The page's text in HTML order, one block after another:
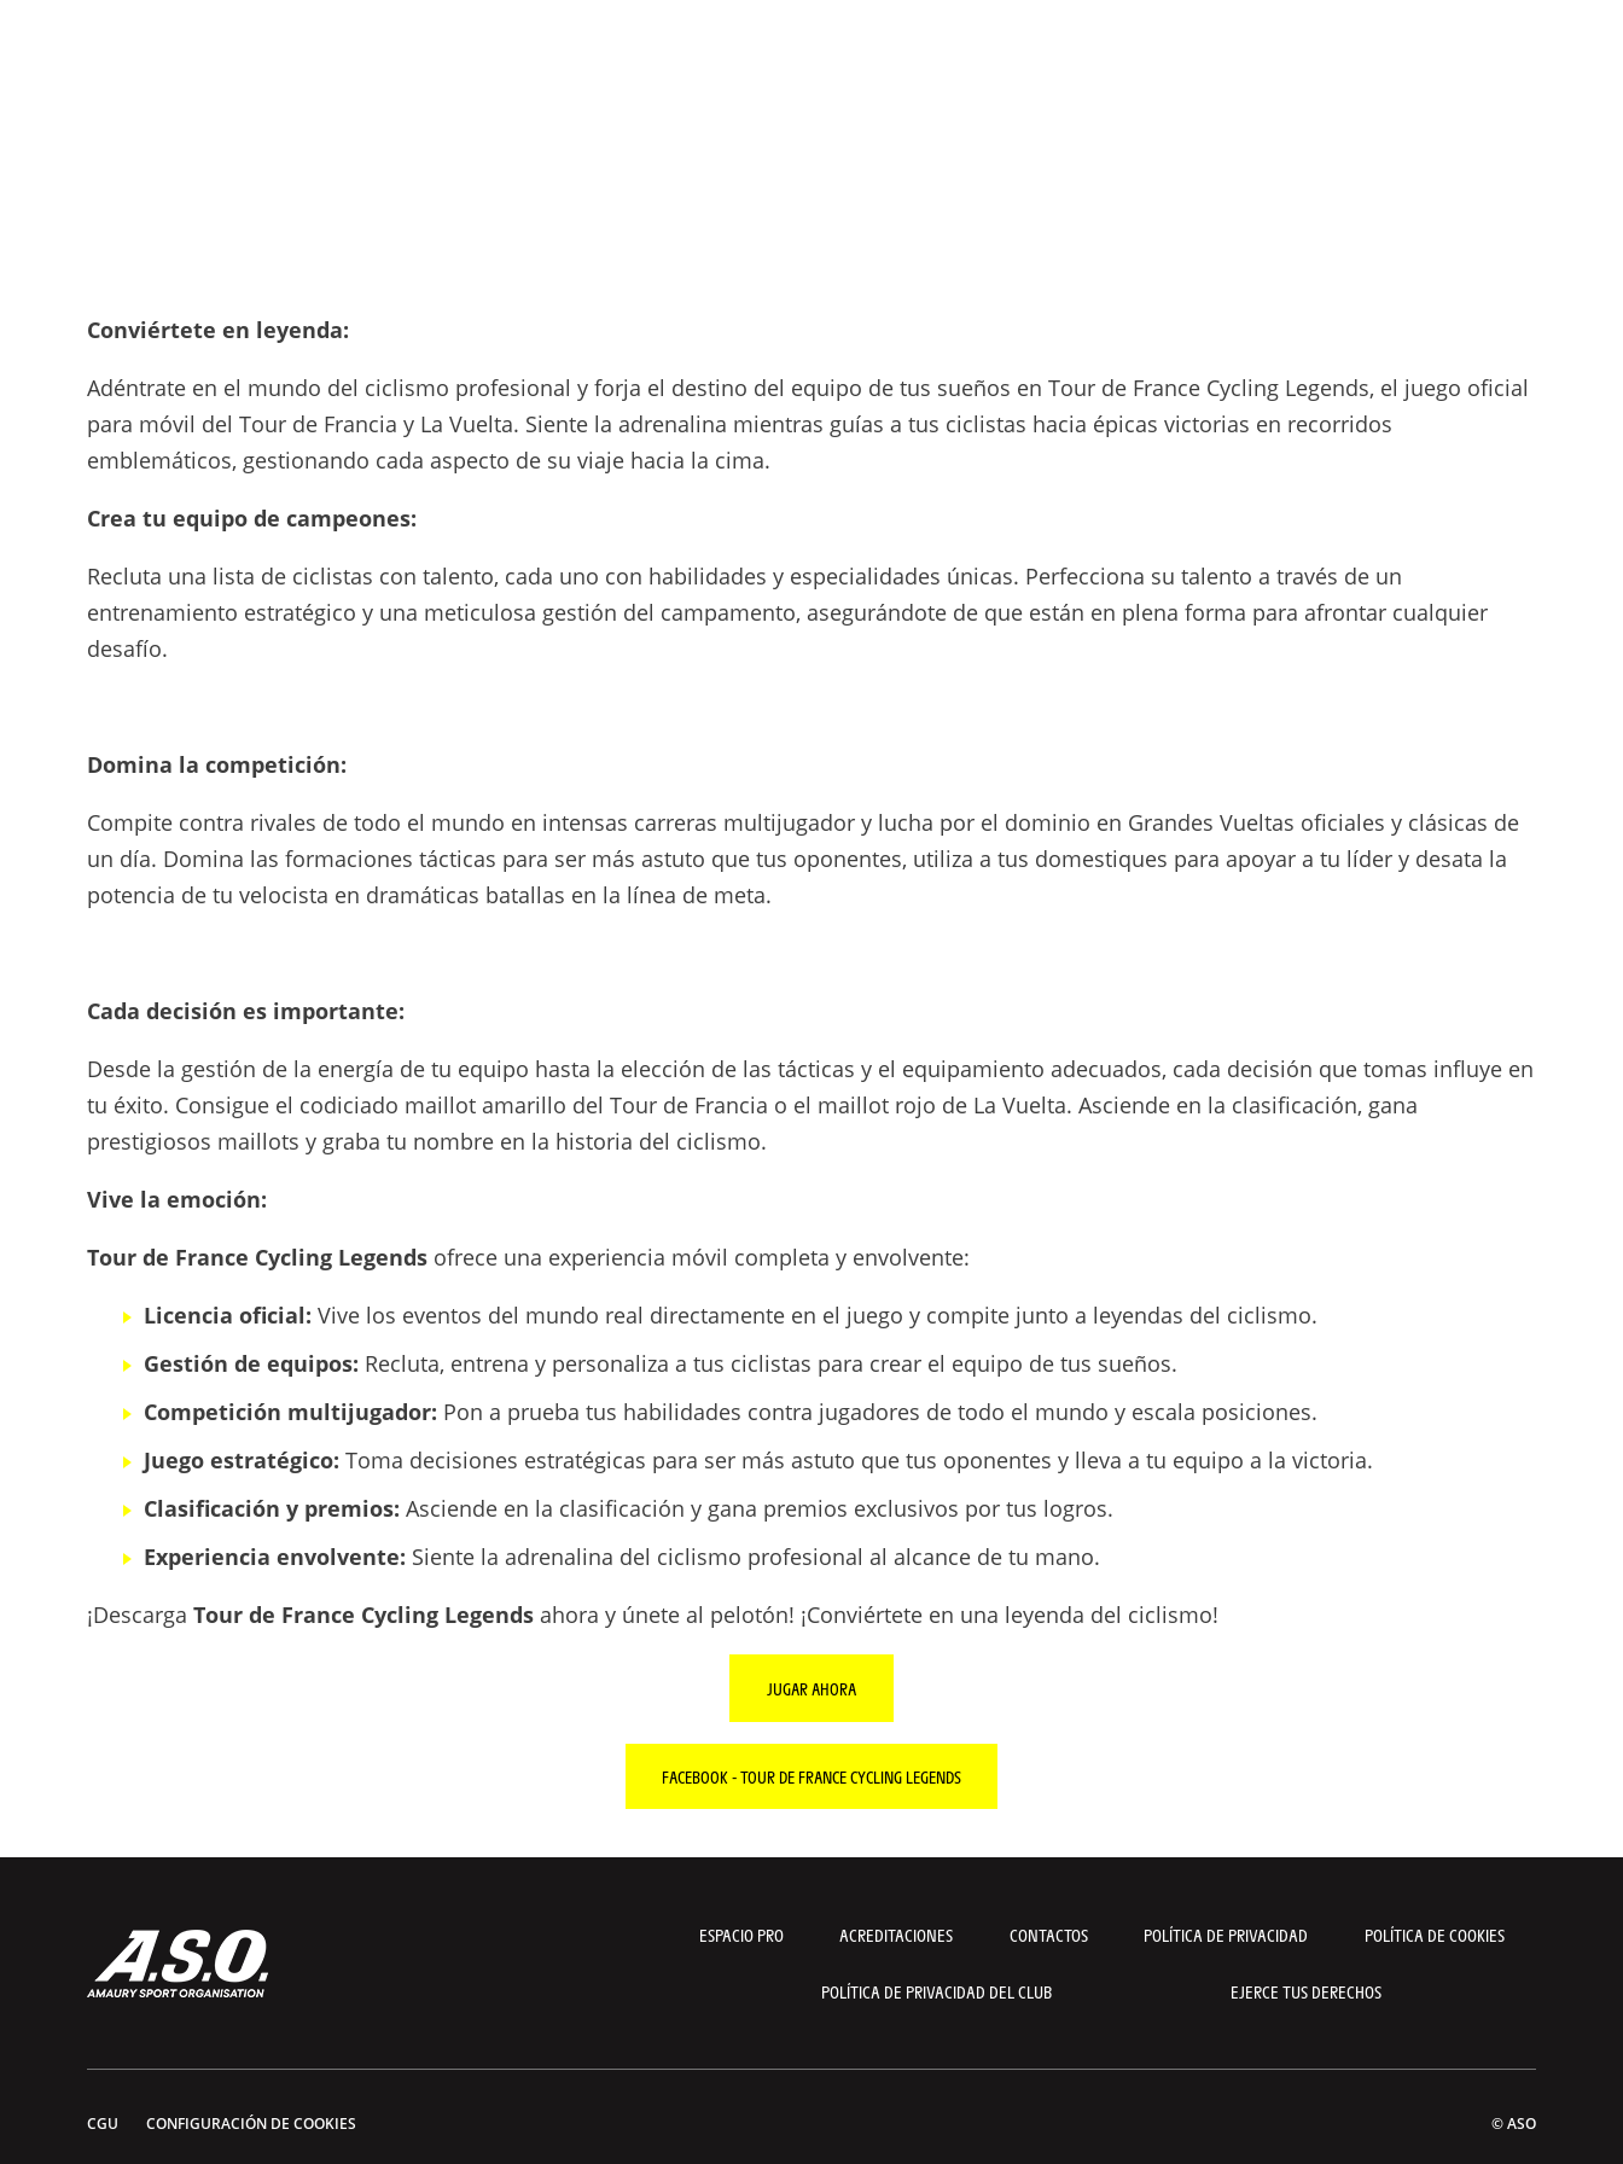
Conviértete en leyenda:
Adéntrate en el mundo del ciclismo profesional y forja el destino del equipo de tus sueños en Tour de France Cycling Legends, el juego oficial
para móvil del Tour de Francia y La Vuelta. Siente la adrenalina mientras guías a tus ciclistas hacia épicas victorias en recorridos
emblemáticos, gestionando cada aspecto de su viaje hacia la cima.
Crea tu equipo de campeones:
Recluta una lista de ciclistas con talento, cada uno con habilidades y especialidades únicas. Perfecciona su talento a través de un
entrenamiento estratégico y una meticulosa gestión del campamento, asegurándote de que están en plena forma para afrontar cualquier
desafío.
Domina la competición:
Compite contra rivales de todo el mundo en intensas carreras multijugador y lucha por el dominio en Grandes Vueltas oficiales y clásicas de
un día. Domina las formaciones tácticas para ser más astuto que tus oponentes, utiliza a tus domestiques para apoyar a tu líder y desata la
potencia de tu velocista en dramáticas batallas en la línea de meta.
Cada decisión es importante:
Desde la gestión de la energía de tu equipo hasta la elección de las tácticas y el equipamiento adecuados, cada decisión que tomas influye en
tu éxito. Consigue el codiciado maillot amarillo del Tour de Francia o el maillot rojo de La Vuelta. Asciende en la clasificación, gana
prestigiosos maillots y graba tu nombre en la historia del ciclismo.
Vive la emoción:
Tour de France Cycling Legends ofrece una experiencia móvil completa y envolvente:
Licencia oficial: Vive los eventos del mundo real directamente en el juego y compite junto a leyendas del ciclismo.
Gestión de equipos: Recluta, entrena y personaliza a tus ciclistas para crear el equipo de tus sueños.
Competición multijugador: Pon a prueba tus habilidades contra jugadores de todo el mundo y escala posiciones.
Juego estratégico: Toma decisiones estratégicas para ser más astuto que tus oponentes y lleva a tu equipo a la victoria.
Clasificación y premios: Asciende en la clasificación y gana premios exclusivos por tus logros.
Experiencia envolvente: Siente la adrenalina del ciclismo profesional al alcance de tu mano.
¡Descarga Tour de France Cycling Legends ahora y únete al pelotón! ¡Conviértete en una leyenda del ciclismo!
JUGAR AHORA
FACEBOOK - TOUR DE FRANCE CYCLING LEGENDS
ESPACIO PRO ACREDITACIONES CONTACTOS POLÍTICA DE PRIVACIDAD POLÍTICA DE COOKIES
POLÍTICA DE PRIVACIDAD DEL CLUB EJERCE TUS DERECHOS
CGU CONFIGURACIÓN DE COOKIES © ASO